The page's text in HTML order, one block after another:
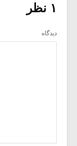
۱ نظر
دیدگاه